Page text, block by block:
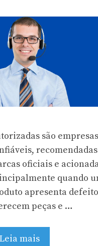
são empresas
oficiais e
quando
apresenta
peças e …
Leia mais